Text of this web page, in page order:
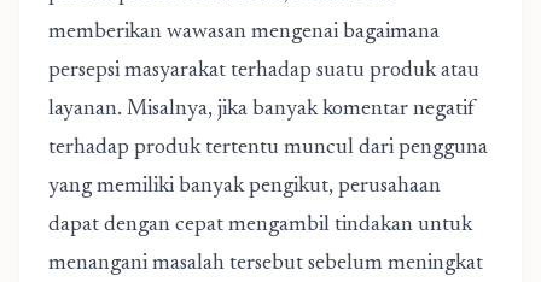
memberikan wawasan mengenai bagaimana
persepsi masyarakat terhadap suatu produk atau
layanan. Misalnya, jika banyak komentar negatif
terhadap produk tertentu muncul dari pengguna
yang memiliki banyak pengikut, perusahaan
dapat dengan cepat mengambil tindakan untuk
menangani masalah tersebut sebelum meningkat